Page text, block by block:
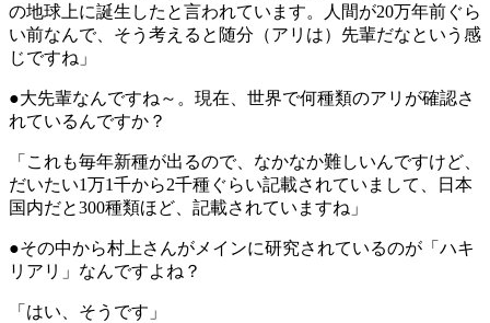
の地球上に誕生したと言われています。人間が20万年前ぐら
い前なんで、そう考えると随分（アリは）先輩だなという感
じですね」
●大先輩なんですね～。現在、世界で何種類のアリが確認さ
れているんですか？
「これも毎年新種が出るので、なかなか難しいんですけど、
だいたい1万1千から2千種ぐらい記載されていまして、日本
国内だと300種類ほど、記載されていますね」
●その中から村上さんがメインに研究されているのが「ハキ
リアリ」なんですよね？
「はい、そうです」